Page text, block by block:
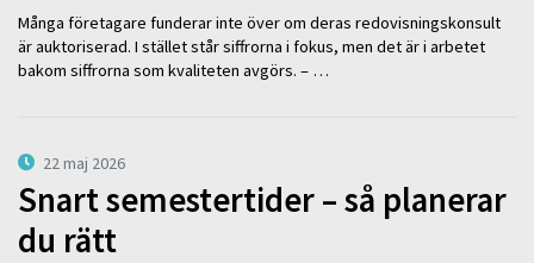
Många företagare funderar inte över om deras redovisningskonsult
är auktoriserad. I stället står siffrorna i fokus, men det är i arbetet
bakom siffrorna som kvaliteten avgörs. – …
22 maj 2026
Snart semestertider – så planerar
du rätt